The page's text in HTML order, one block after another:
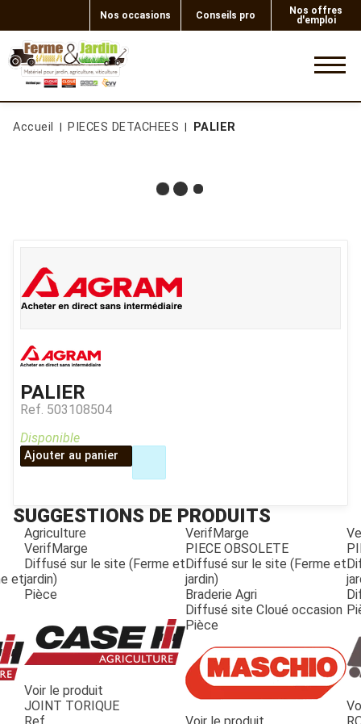
Nos occasions Conseils pro
Nos offres
d'emploi
JOUET
Accueil PIECES DETACHEES PALIER
PALIER
Ref. 503108504
Disponible
Ajouter au panier
SUGGESTIONS DE PRODUITS
et
Agriculture
VerifMarge
Diffusé sur le site (Ferme et
jardin)
Pièce
Voir le produit
JOINT TORIQUE
VerifMarge
PIECE OBSOLETE
Diffusé sur le site (Ferme et
jardin)
Braderie Agri
Diffusé site Cloué occasion
Pièce